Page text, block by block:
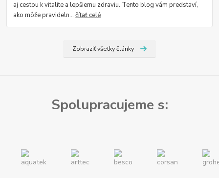
aj cestou k vitalite a lepšiemu zdraviu. Tento blog vám predstaví,
ako môže pravideln...čítať celé
Zobraziť všetky články
Spolupracujeme s: